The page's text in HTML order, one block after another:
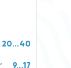
20…40
9...17